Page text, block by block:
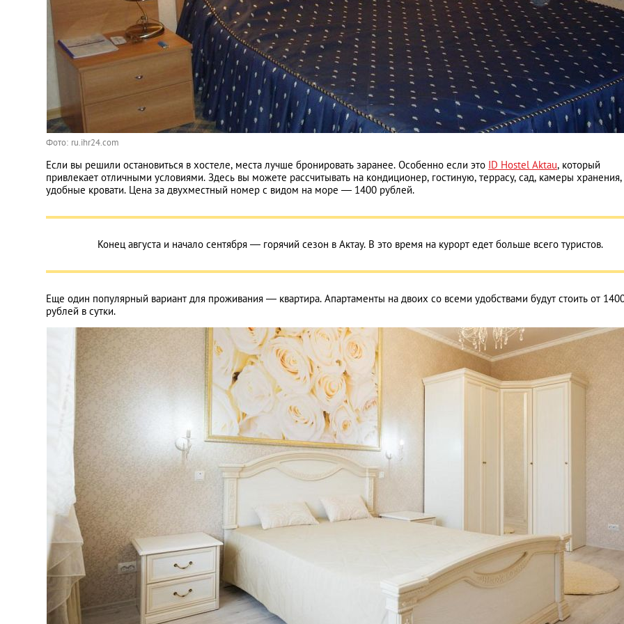
Фото: ru.ihr24.com
Если вы решили остановиться в хостеле, места лучше бронировать заранее. Особенно если это ID Hostel Aktau, который
привлекает отличными условиями. Здесь вы можете рассчитывать на кондиционер, гостиную, террасу, сад, камеры хранения,
удобные кровати. Цена за двухместный номер с видом на море — 1400 рублей.
Конец августа и начало сентября — горячий сезон в Актау. В это время на курорт едет больше всего туристов.
Еще один популярный вариант для проживания — квартира. Апартаменты на двоих со всеми удобствами будут стоить от
рублей в сутки.